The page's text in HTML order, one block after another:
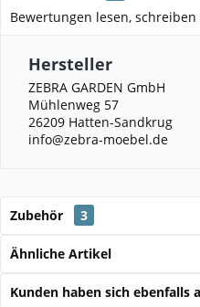
Bewertungen lesen,
Hersteller
ZEBRA GARDEN GmbH
Mühlenweg 57
26209 Hatten-Sandkrug
info@zebra-moebel.de
Zubehör 3
Ähnliche Artikel
Kunden haben sich ebenfalls